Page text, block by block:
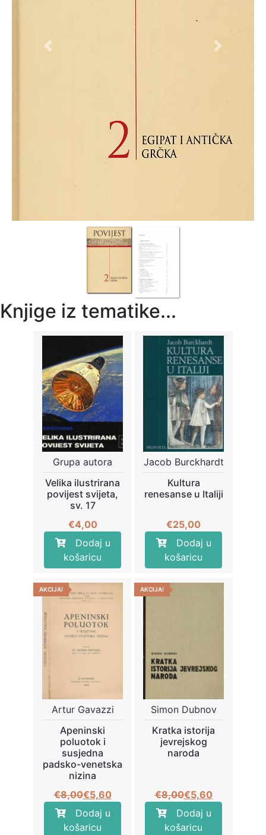
Previous Next
Knjige iz tematike...
Grupa autora
Velika ilustrirana
povijest svijeta,
sv. 17
€4,00
Dodaj u
košaricu
Jacob Burckhardt
Kultura
renesanse u Italiji
€25,00
Dodaj u
košaricu
AKCIJA!
Artur Gavazzi
Apeninski
poluotok i
susjedna
padsko-venetska
nizina
€8,00Izvorna
cijena
bila
€5,60
Trenutna
cijena
je:
Dodaj u
košaricu
AKCIJA!
Simon Dubnov
Kratka istorija
jevrejskog
naroda
€8,00Izvorna
cijena
bila
€5,60
Trenutna
cijena
je:
Dodaj u
košaricu